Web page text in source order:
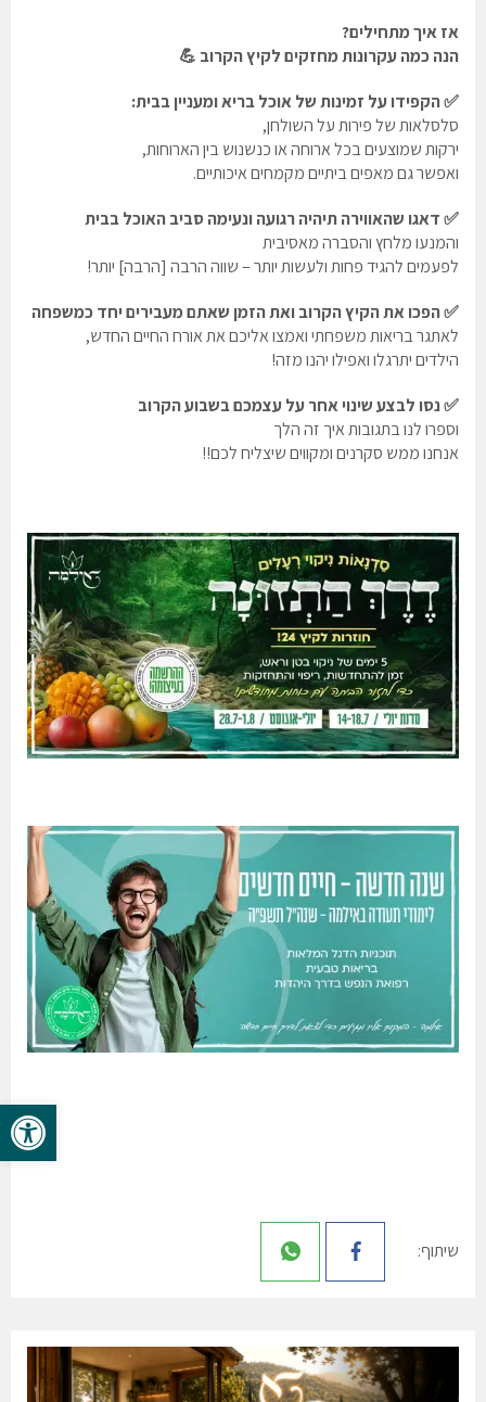
פתח
אז איך מתחילים?
הנה כמה עקרונות מחזקים לקיץ הקרוב 💪
✅ הקפידו על זמינות של אוכל בריא ומעניין בבית:
סלסלאות של פירות על השולחן,
ירקות שמוצעים בכל ארוחה או כנשנוש בין הארוחות,
ואפשר גם מאפים ביתיים מקמחים איכותיים.
✅ דאגו שהאווירה תיהיה רגועה ונעימה סביב האוכל בבית
והמנעו מלחץ והסברה מאסיבית
לפעמים להגיד פחות ולעשות יותר – שווה הרבה [הרבה] יותר!
✅ הפכו את הקיץ הקרוב ואת הזמן שאתם מעבירים יחד כמשפחה
לאתגר בריאות משפחתי ואמצו אליכם את אורח החיים החדש,
הילדים יתרגלו ואפילו יהנו מזה!
✅ נסו לבצע שינוי אחר על עצמכם בשבוע הקרוב
וספרו לנו בתגובות איך זה הלך
אנחנו ממש סקרנים ומקווים שיצליח לכם!!
שיתוף: